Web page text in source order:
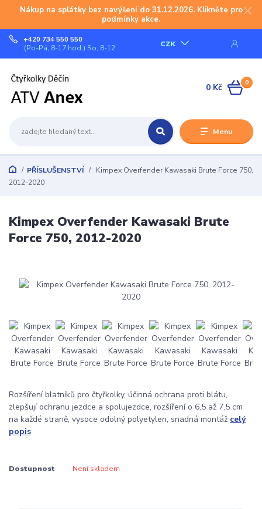
Nákup na splátky bez navýšení do 31.12.2026. Klikněte pro
podmínky akce.
Menu
CZK
+420 734 550 550
(Po-Pá, 8-17 hod.) So, 8-12
0
0 Kč
PŘÍSLUŠENSTVÍ
Kimpex Overfender Kawasaki Brute Force 750,
2012-2020
Kimpex Overfender Kawasaki Brute
Force 750, 2012-2020
Rozšíření blatníků pro čtyřkolky, účinná ochrana proti blátu,
zlepšují ochranu jezdce a spolujezdce, rozšíření o 6,5 až 7,5 cm
na každé straně, vysoce odolný polyetylen, snadná montáž celý
popis
Dostupnost Není skladem